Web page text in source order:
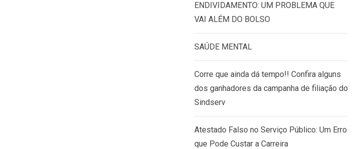
ENDIVIDAMENTO: UM PROBLEMA QUE
VAI ALÉM DO BOLSO
SAÚDE MENTAL
Corre que ainda dá tempo!! Confira alguns
dos ganhadores da campanha de filiação do
Sindserv
Atestado Falso no Serviço Público: Um Erro
que Pode Custar a Carreira